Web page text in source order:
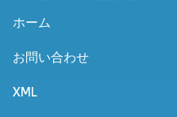
ホーム
お問い合わせ
XML